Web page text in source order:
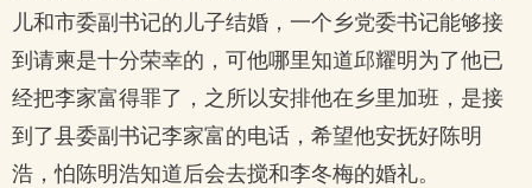
儿和市委副书记的儿子结婚，一个乡党委书记能够接
到请柬是十分荣幸的，可他哪里知道邱耀明为了他已
经把李家富得罪了，之所以安排他在乡里加班，是接
到了县委副书记李家富的电话，希望他安抚好陈明
浩，怕陈明浩知道后会去搅和李冬梅的婚礼。